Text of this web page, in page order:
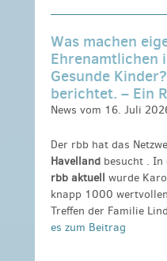
Was machen
Ehrenamtlichen
Gesunde
berichtet. – Ein
News vom 16. Juli
Der rbb hat das
Havelland besucht . In
rbb aktuell wurde
knapp 1000
Treffen der Familie
es zum Beitrag